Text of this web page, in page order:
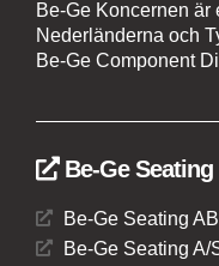
Be-Ge Koncernen
Nederländerna och
Be-Ge Component
Be-Ge
Be-Ge Seating AB
Be-Ge Seating A/